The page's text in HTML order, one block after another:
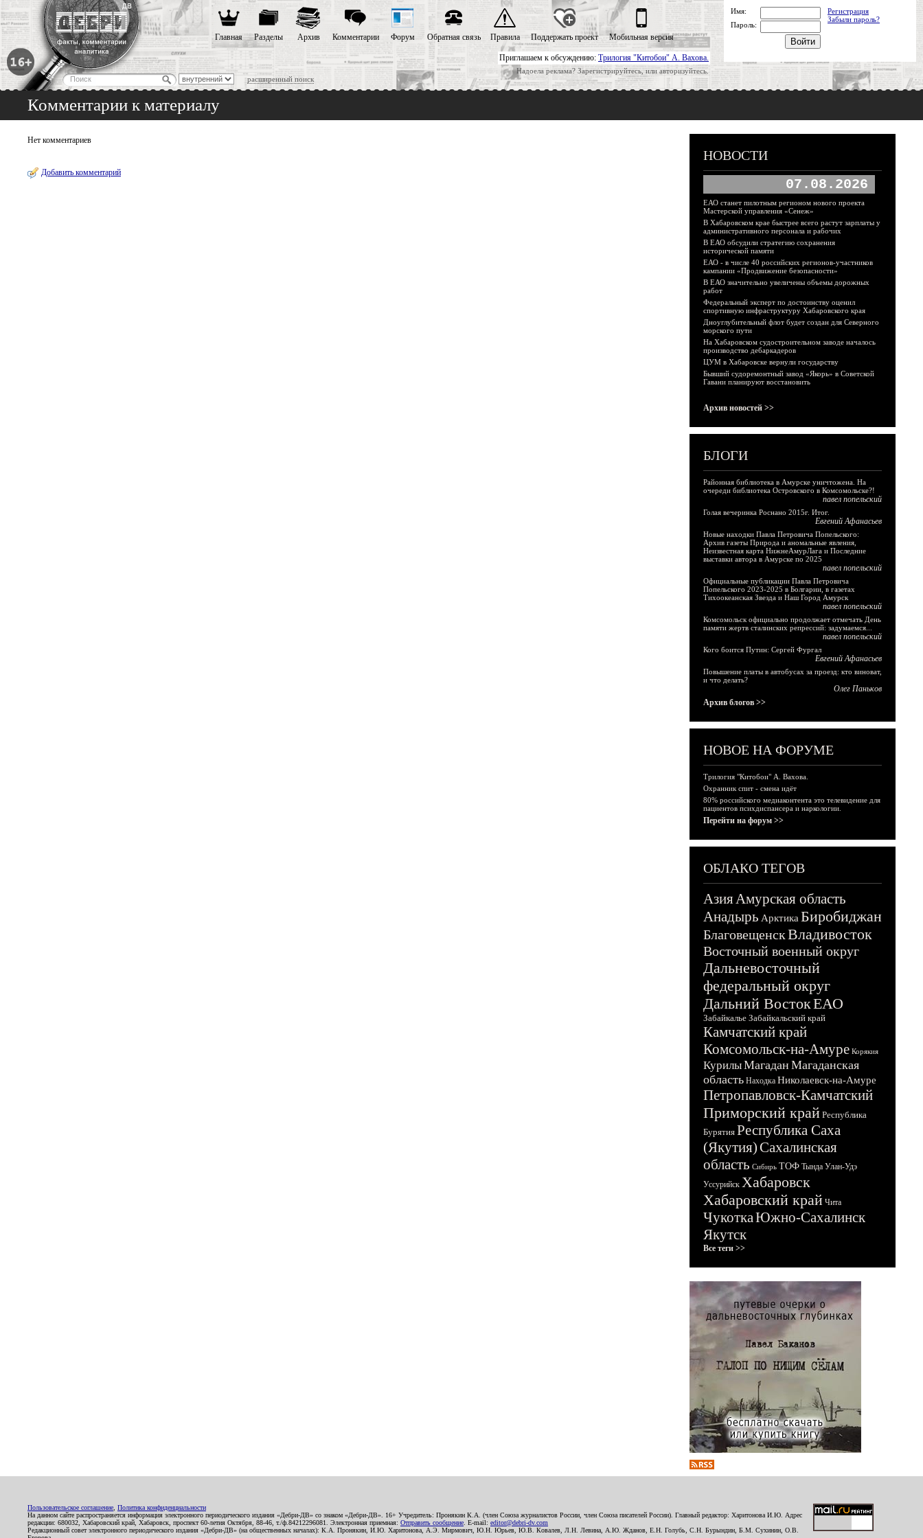
Приглашаем к обсуждению: Трилогия "Китобои" А. Вахова.
Надоела реклама? Зарегистрируйтесь, или авторизуйтесь.
расширенный поиск
Главная Разделы Архив Комментарии Форум Обратная связь Правила Поддержать проект Мобильная версия
Имя:
Регистрация
Забыли пароль?
Пароль:
Комментарии к материалу
Нет комментариев
Добавить комментарий
НОВОСТИ
07.08.2026
ЕАО станет пилотным регионом нового проекта
Мастерской управления «Сенеж»
В Хабаровском крае быстрее всего растут зарплаты у
административного персонала и рабочих
В ЕАО обсудили стратегию сохранения
исторической памяти
ЕАО - в числе 40 российских регионов-участников
кампании «Продвижение безопасности»
В ЕАО значительно увеличены объемы дорожных
работ
Федеральный эксперт по достоинству оценил
спортивную инфраструктуру Хабаровского края
Дноуглубительный флот будет создан для Северного
морского пути
На Хабаровском судостроительном заводе началось
производство дебаркадеров
ЦУМ в Хабаровске вернули государству
Бывший судоремонтный завод «Якорь» в Советской
Гавани планируют восстановить
Архив новостей >>
БЛОГИ
Районная библиотека в Амурске уничтожена. На
очереди библиотека Островского в Комсомольске?!
павел попельский
Голая вечеринка Роснано 2015г. Итог.
Евгений Афанасьев
Новые находки Павла Петровича Попельского:
Архив газеты Природа и аномальные явления,
Неизвестная карта НижнеАмурЛага и Последние
выставки автора в Амурске по 2025
павел попельский
Официальные публикации Павла Петровича
Попельского 2023-2025 в Болгарии, в газетах
Тихоокеанская Звезда и Наш Город Амурск
павел попельский
Комсомольск официально продолжает отмечать День
памяти жертв сталинских репрессий: задумаемся...
павел попельский
Кого боится Путин: Сергей Фургал
Евгений Афанасьев
Повышение платы в автобусах за проезд: кто виноват,
и что делать?
Олег Паньков
Архив блогов >>
НОВОЕ НА ФОРУМЕ
Трилогия "Китобои" А. Вахова.
Охранник спит - смена идёт
80% российского медиаконтента это телевидение для
пациентов психдиспансера и наркологии.
Перейти на форум >>
ОБЛАКО ТЕГОВ
АзияАмурская область
Анадырь Арктика Биробиджан
БлаговещенскВладивосток
Восточный военный округ
Дальневосточный
федеральный округ
Дальний ВостокЕАО
Забайкалье Забайкальский край
Камчатский край
Комсомольск-на-Амуре Корякия
КурилыМагадан Магаданская
область Находка Николаевск-на-Амуре
Петропавловск-Камчатский
Приморский край Республика
Бурятия Республика Саха
(Якутия)Сахалинская
область Сибирь ТОФ Тында Улан-Удэ
Уссурийск Хабаровск
Хабаровский край Чита
ЧукоткаЮжно-Сахалинск
Якутск
Все теги >>
Пользовательское соглашение Политика конфиденциальности
На данном сайте распространяется информация электронного периодического издания «Дебри-ДВ» со знаком «Дебри-ДВ». 16+ Учредитель: Пронякин К.А. (член Союза журналистов России, член Союза писателей России). Главный редактор: Харитонова И.Ю. Адрес
редакции: 680032, Хабаровский край, Хабаровск, проспект 60-летия Октября, 88-46, т./ф.84212296081. Электронная приемная: Отправить сообщение . E-mail: editor@debri-dv.com
Редакционный совет электронного периодического издания «Дебри-ДВ» (на общественных началах): К.А. Пронякин, И.Ю. Харитонова, А.Э. Мирмович, Ю.Н. Юрьев, Ю.В. Ковалев, Л.Н. Левина, А.Ю. Жданов, Е.Н. Голубь, С.Н. Бурындин, Б.М. Сухинин, О.В.